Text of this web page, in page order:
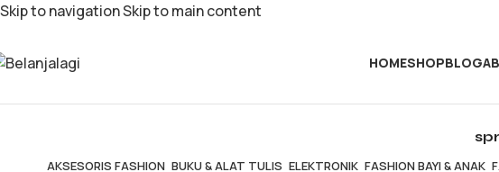
Skip to navigationSkip to main content
HOMESHOPBLOG
AKSESORIS FASHION BUKU & ALAT TULIS ELEKTRONIK FASHION BAYI & ANAK